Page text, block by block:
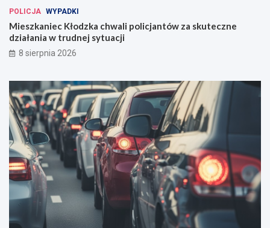
POLICJA WYPADKI
Mieszkaniec Kłodzka chwali policjantów za skuteczne
działania w trudnej sytuacji
8 sierpnia 2026